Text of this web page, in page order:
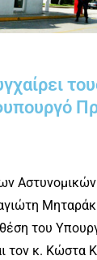
Αστυνομικών
του
τον κ. Κώστα